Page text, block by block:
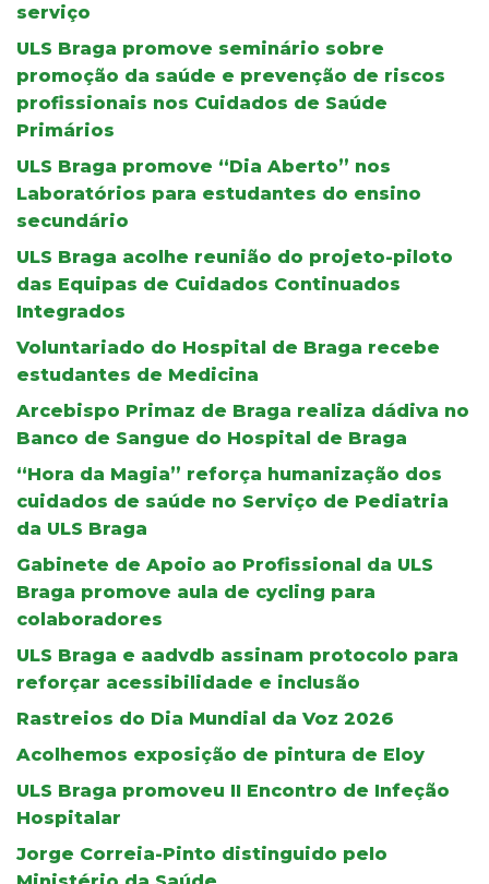
serviço
ULS Braga promove seminário sobre
promoção da saúde e prevenção de riscos
profissionais nos Cuidados de Saúde
Primários
ULS Braga promove “Dia Aberto” nos
Laboratórios para estudantes do ensino
secundário
ULS Braga acolhe reunião do projeto-piloto
das Equipas de Cuidados Continuados
Integrados
Voluntariado do Hospital de Braga recebe
estudantes de Medicina
Arcebispo Primaz de Braga realiza dádiva no
Banco de Sangue do Hospital de Braga
“Hora da Magia” reforça humanização dos
cuidados de saúde no Serviço de Pediatria
da ULS Braga
Gabinete de Apoio ao Profissional da ULS
Braga promove aula de cycling para
colaboradores
ULS Braga e aadvdb assinam protocolo para
reforçar acessibilidade e inclusão
Rastreios do Dia Mundial da Voz 2026
Acolhemos exposição de pintura de Eloy
ULS Braga promoveu II Encontro de Infeção
Hospitalar
Jorge Correia-Pinto distinguido pelo